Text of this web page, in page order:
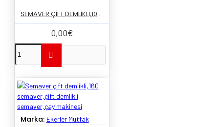
SEMAVER ÇIFT DEMLIKLI,100 BARDAK SEMAVER,ÇIFT DEMLIKLI SEMAVER,ÇAY MAKINESI
0,00€
Marka: Ekerler Mutfak